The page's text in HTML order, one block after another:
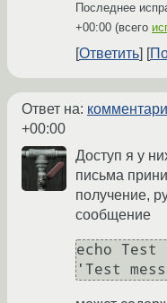
Последнее
+00:00 (всего
Ответить
Ответ на:
+00:00
Доступ я у
письма
получение,
сообщение
echo